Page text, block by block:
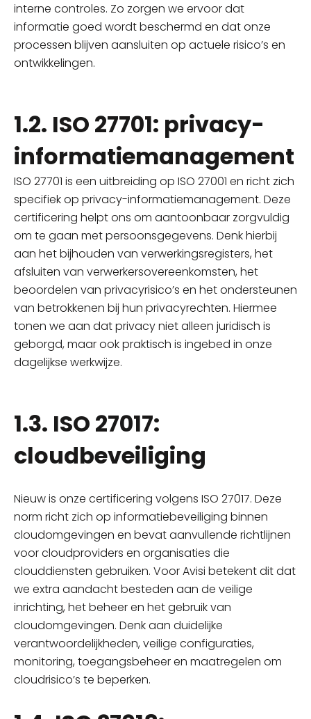
interne controles. Zo zorgen we ervoor dat
informatie goed wordt beschermd en dat onze
processen blijven aansluiten op actuele risico’s en
ontwikkelingen.
1.2. ISO 27701: privacy-
informatiemanagement
ISO 27701 is een uitbreiding op ISO 27001 en richt zich
specifiek op privacy-informatiemanagement. Deze
certificering helpt ons om aantoonbaar zorgvuldig
om te gaan met persoonsgegevens. Denk hierbij
aan het bijhouden van verwerkingsregisters, het
afsluiten van verwerkersovereenkomsten, het
beoordelen van privacyrisico’s en het ondersteunen
van betrokkenen bij hun privacyrechten. Hiermee
tonen we aan dat privacy niet alleen juridisch is
geborgd, maar ook praktisch is ingebed in onze
dagelijkse werkwijze.
1.3. ISO 27017:
cloudbeveiliging
Nieuw is onze certificering volgens ISO 27017. Deze
norm richt zich op informatiebeveiliging binnen
cloudomgevingen en bevat aanvullende richtlijnen
voor cloudproviders en organisaties die
clouddiensten gebruiken. Voor Avisi betekent dit dat
we extra aandacht besteden aan de veilige
inrichting, het beheer en het gebruik van
cloudomgevingen. Denk aan duidelijke
verantwoordelijkheden, veilige configuraties,
monitoring, toegangsbeheer en maatregelen om
cloudrisico’s te beperken.